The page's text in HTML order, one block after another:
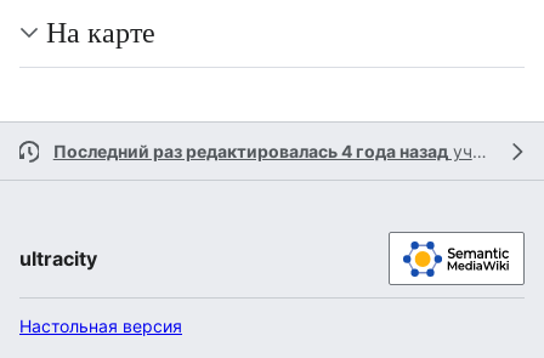
На карте
Последний раз редактировалась 4 года назадучастником
ultracity
Настольная версия